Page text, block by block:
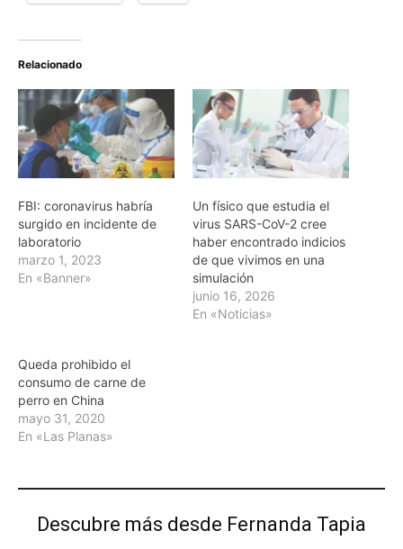
Relacionado
FBI: coronavirus habría
surgido en incidente de
laboratorio
marzo 1, 2023
En «Banner»
Un físico que estudia el
virus SARS-CoV-2 cree
haber encontrado indicios
de que vivimos en una
simulación
junio 16, 2026
En «Noticias»
Queda prohibido el
consumo de carne de
perro en China
mayo 31, 2020
En «Las Planas»
Descubre más desde Fernanda Tapia